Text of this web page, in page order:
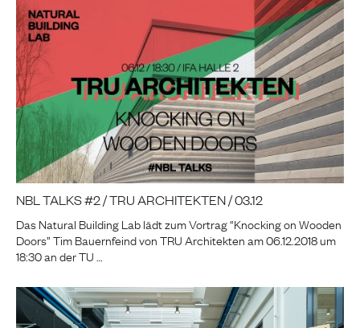
NBL TALKS #2 / TRU ARCHITEKTEN / 03.12
Das Natural Building Lab lädt zum Vortrag “Knocking on Wooden
Doors” Tim Bauernfeind von TRU Architekten am 06.12.2018 um
18:30 an der TU …